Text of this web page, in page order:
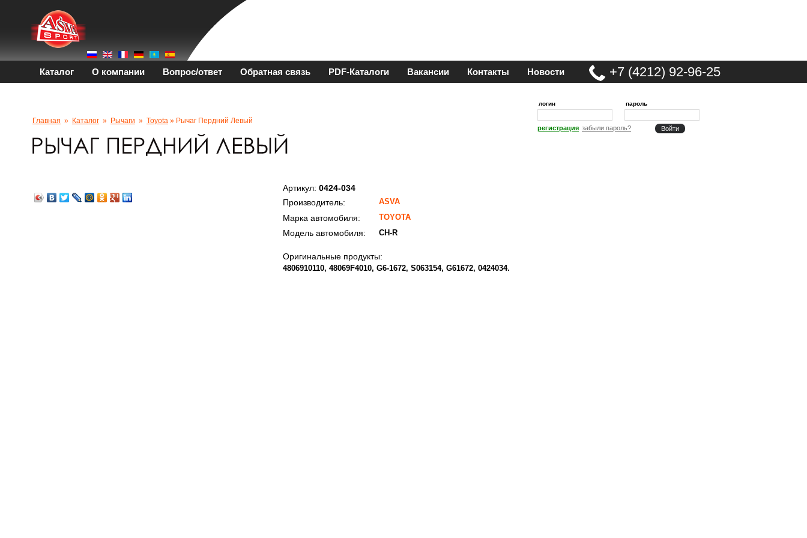
Каталог О компании Вопрос/ответ Обратная связь PDF-Каталоги Вакансии Контакты Новости +7 (4212) 92-96-25
логин пароль
регистрация забыли пароль?
Главная » Каталог » Рычаги » Toyota » Рычаг Пердний Левый
Артикул: 0424-034
Производитель:
ASVA
Марка автомобиля: TOYOTA
Модель автомобиля: CH-R
Оригинальные продукты:
4806910110 48069F4010 G6-1672 S063154 G61672 0424034